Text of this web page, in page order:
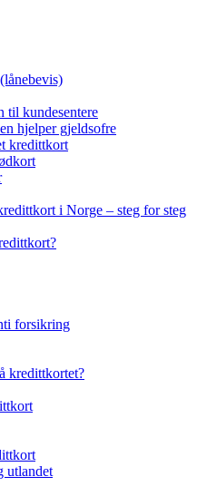
til kundesentere
hjelper gjeldsofre
kredittkort
i Norge – steg for steg
forsikring
kredittkortet?
utlandet